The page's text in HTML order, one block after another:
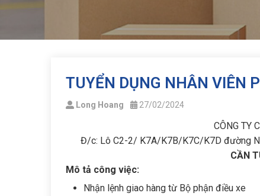
TUYỂN DỤNG NHÂN VIÊN
Long Hoang 27/02/2024
CÔNG TY
Đ/c: Lô C2-2/ K7A/K7B/K7C/K7D đường
CẦN
Mô tả công việc:
Nhận lệnh giao hàng từ Bộ phận điều xe